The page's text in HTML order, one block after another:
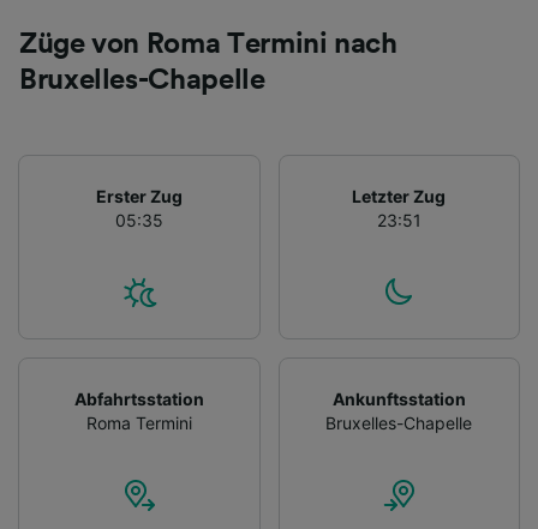
Züge von Roma Termini nach
Bruxelles-Chapelle
Erster Zug
05:35
Letzter Zug
23:51
Abfahrtsstation
Roma Termini
Ankunftsstation
Bruxelles-Chapelle